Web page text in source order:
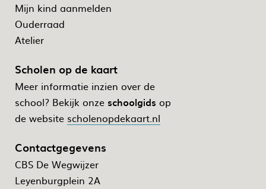
Mijn kind aanmelden
Ouderraad
Atelier
Scholen op de kaart
Meer informatie inzien over de
school? Bekijk onze schoolgids op
de website scholenopdekaart.nl
Contactgegevens
CBS De Wegwijzer
Leyenburgplein 2A